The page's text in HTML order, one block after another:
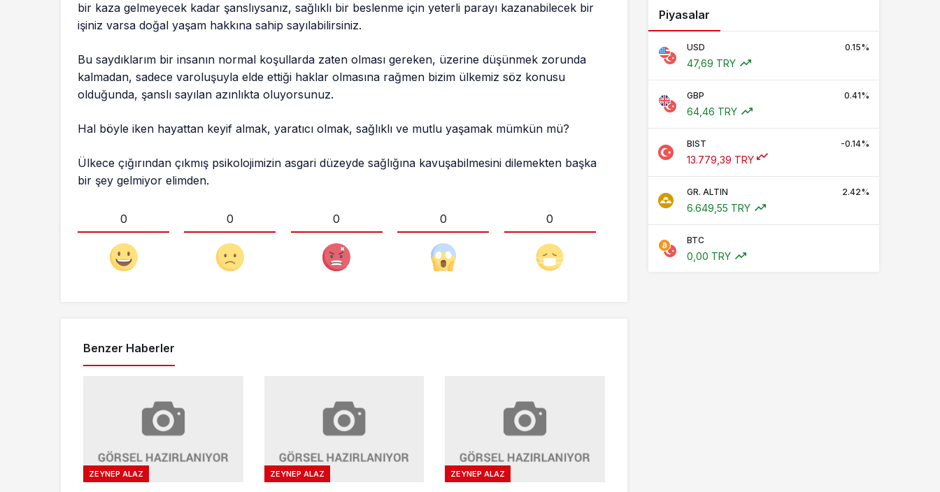
bir kaza gelmeyecek kadar şanslıysanız, sağlıklı bir beslenme için yeterli parayı kazanabilecek bir
işiniz varsa doğal yaşam hakkına sahip sayılabilirsiniz.
Bu saydıklarım bir insanın normal koşullarda zaten olması gereken, üzerine düşünmek zorunda
kalmadan, sadece varoluşuyla elde ettiği haklar olmasına rağmen bizim ülkemiz söz konusu
olduğunda, şanslı sayılan azınlıkta oluyorsunuz.
Hal böyle iken hayattan keyif almak, yaratıcı olmak, sağlıklı ve mutlu yaşamak mümkün mü?
Ülkece çığırından çıkmış psikolojimizin asgari düzeyde sağlığına kavuşabilmesini dilemekten başka
bir şey gelmiyor elimden.
0 0 0 0 0
Benzer Haberler
ZEYNEP ALAZ ZEYNEP ALAZ ZEYNEP ALAZ
Piyasalar
USD 0.15%
47,69 TRY
GBP 0.41%
64,46 TRY
BIST -0.14%
13.779,39 TRY
GR. ALTIN 2.42%
6.649,55 TRY
BTC
0,00 TRY